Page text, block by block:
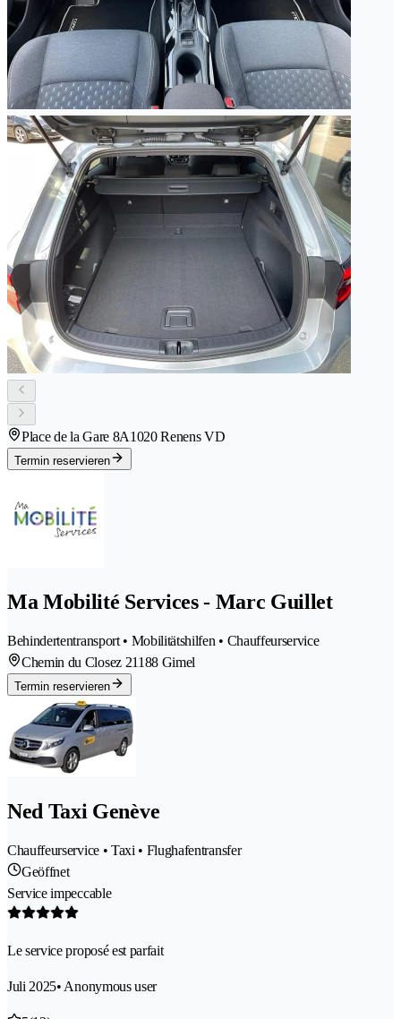
Place de la Gare 8A1020 Renens VD
Termin reservieren
Ma Mobilité Services - Marc Guillet
Behindertentransport • Mobilitätshilfen • Chauffeurservice
Chemin du Closez 21188 Gimel
Termin reservieren
Ned Taxi Genève
Chauffeurservice • Taxi • Flughafentransfer
Geöffnet
Service impeccable
Le service proposé est parfait
Juli 2025• Anonymous user